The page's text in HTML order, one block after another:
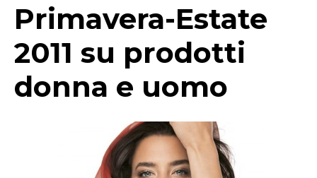
Primavera-Estate
2011 su prodotti
donna e uomo